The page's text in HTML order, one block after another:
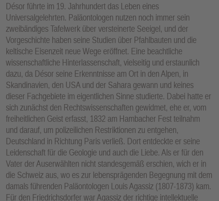
Désor führte im 19. Jahrhundert das Leben eines
Universalgelehrten. Paläontologen nutzen noch immer sein
zweibändiges Tafelwerk über versteinerte Seeigel, und der
Vorgeschichte haben seine Studien über Pfahlbauten und die
keltische Eisenzeit neue Wege eröffnet. Eine beachtliche
wissenschaftliche Hinterlassenschaft, vielseitig und erstaunlich
dazu, da Désor seine Erkenntnisse am Ort in den Alpen, in
Skandinavien, den USA und der Sahara gewann und keines
dieser Fachgebiete im eigentlichen Sinne studierte. Dabei hatte er
sich zunächst den Rechtswissenschaften gewidmet, ehe er, vom
freiheitlichen Geist erfasst, 1832 am Hambacher Fest teilnahm
und darauf, um polizeilichen Restriktionen zu entgehen,
Deutschland in Richtung Paris verließ. Dort entdeckte er seine
Leidenschaft für die Geologie und auch die Liebe. Als er für den
Vater der Auserwählten nicht standesgemäß erschien, wich er in
die Schweiz aus, wo es zur lebensprägenden Begegnung mit dem
damals führenden Paläontologen Louis Agassiz (1807-1873) kam.
Für den Friedrichsdorfer war Agassiz der richtige intellektuelle